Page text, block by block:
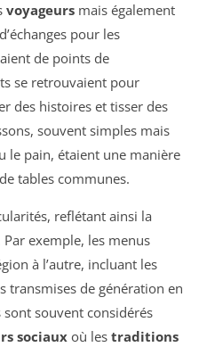
voyageurs mais également
pour les
de points de
se retrouvaient pour
des histoires et tisser des
souvent simples mais
le pain, étaient une manière
tables communes.
reflétant ainsi la
exemple, les menus
à l’autre, incluant les
transmises de génération en
sont souvent considérés
sociaux où les traditions